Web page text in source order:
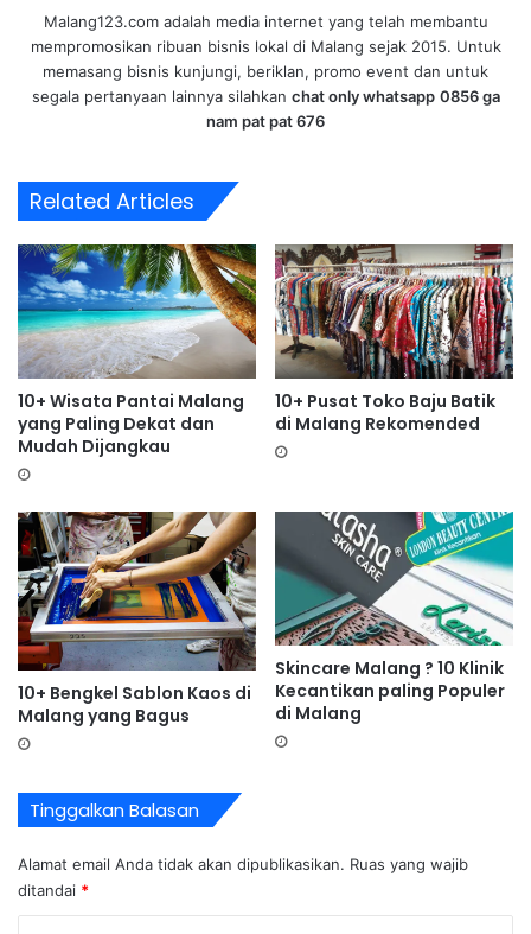
Malang123.com adalah media internet yang telah membantu
mempromosikan ribuan bisnis lokal di Malang sejak 2015. Untuk
memasang bisnis kunjungi, beriklan, promo event dan untuk
segala pertanyaan lainnya silahkan chat only whatsapp 0856 ga
nam pat pat 676
Related Articles
10+ Wisata Pantai Malang
yang Paling Dekat dan
Mudah Dijangkau
10+ Pusat Toko Baju Batik
di Malang Rekomended
10+ Bengkel Sablon Kaos di
Malang yang Bagus
Skincare Malang ? 10 Klinik
Kecantikan paling Populer
di Malang
Tinggalkan Balasan
Alamat email Anda tidak akan dipublikasikan. Ruas yang wajib
ditandai *